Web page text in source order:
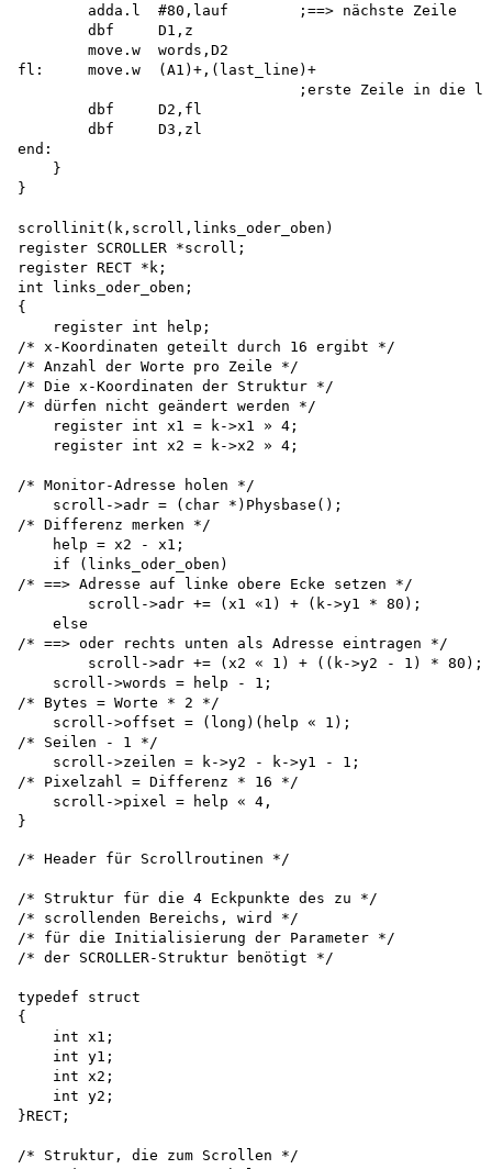
        adda.l  #80,lauf        ;==> nächste Zeile
        dbf     D1,z
        move.w  words,D2
fl:     move.w  (A1)+,(last_line)+
;erste Zeile in die
        dbf     D2,fl
        dbf     D3,zl
end:
    }
}
scrollinit(k,scroll,links_oder_oben)
register SCROLLER *scroll;
register RECT *k;
int links_oder_oben;
{
    register int help;
/* x-Koordinaten geteilt durch 16 ergibt */
/* Anzahl der Worte pro Zeile */
/* Die x-Koordinaten der Struktur */
/* dürfen nicht geändert werden */
    register int x1 = k->x1 » 4;
    register int x2 = k->x2 » 4;
/* Monitor-Adresse holen */
    scroll->adr = (char *)Physbase();
/* Differenz merken */
    help = x2 - x1;
    if (links_oder_oben)
/* ==> Adresse auf linke obere Ecke setzen */
        scroll->adr += (x1 «1) + (k->y1 * 80);
    else
/* ==> oder rechts unten als Adresse eintragen */
        scroll->adr += (x2 « 1) + ((k->y2 - 1) * 80);
    scroll->words = help - 1;
/* Bytes = Worte * 2 */
    scroll->offset = (long)(help « 1);
/* Seilen - 1 */
    scroll->zeilen = k->y2 - k->y1 - 1;
/* Pixelzahl = Differenz * 16 */
    scroll->pixel = help « 4,
/* Header für Scrollroutinen */
/* Struktur für die 4 Eckpunkte des zu */
/* scrollenden Bereichs, wird */
/* für die Initialisierung der Parameter */
/* der SCROLLER-Struktur benötigt */
typedef struct
{
    int x1;
    int y1;
    int x2;
    int y2;
}RECT;
/* Struktur, die zum Scrollen */